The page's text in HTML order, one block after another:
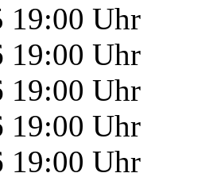
19:00 Uhr
19:00 Uhr
19:00 Uhr
19:00 Uhr
19:00 Uhr